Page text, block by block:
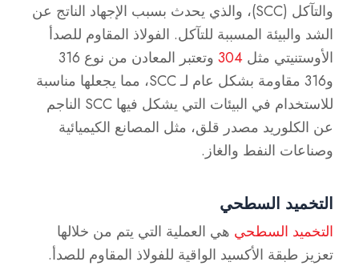
والتآكل (SCC)، والذي يحدث بسبب الإجهاد الناتج عن
الشد والبيئة المسببة للتآكل. الفولاذ المقاوم للصدأ
الأوستنيتي مثل304
وتعتبر المعادن من نوع 316
و316 مقاومة بشكل عام لـ SCC، مما يجعلها مناسبة
للاستخدام في البيئات التي يشكل فيها SCC الناجم
عن الكلوريد مصدر قلق، مثل المصانع الكيميائية
وصناعات النفط والغاز.
التخميد السطحي
التخميد السطحي هي العملية التي يتم من خلالها
تعزيز طبقة الأكسيد الواقية للفولاذ المقاوم للصدأ.